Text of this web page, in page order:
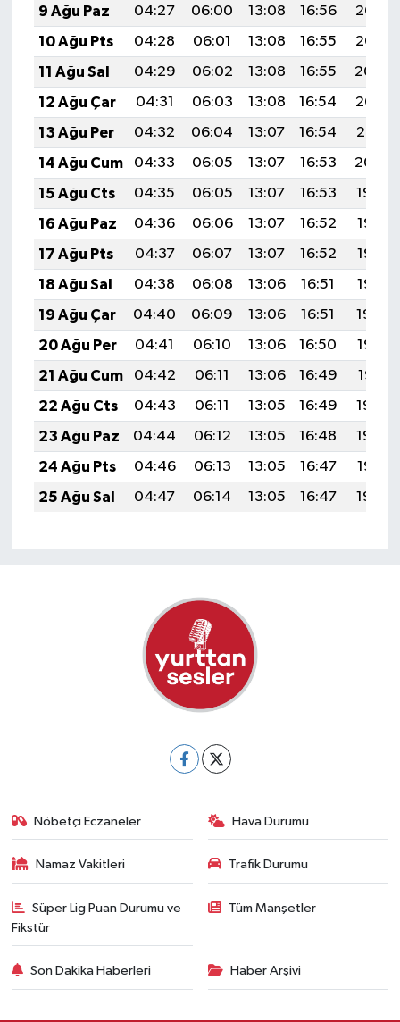
9 Ağu Paz
04:27 06:00 13:08 16:56
20:06
10 Ağu Pts
04:28 06:01 13:08 16:55
20:05
11 Ağu Sal
04:29 06:02 13:08 16:55
20:04
12 Ağu Çar
04:31 06:03 13:08 16:54
20:02
13 Ağu Per
04:32 06:04 13:07 16:54
20:01
14 Ağu Cum
04:33 06:05 13:07 16:53
20:00
15 Ağu Cts
04:35 06:05 13:07 16:53
19:59
16 Ağu Paz
04:36 06:06 13:07 16:52
19:57
17 Ağu Pts
04:37 06:07 13:07 16:52
19:56
18 Ağu Sal
04:38 06:08 13:06 16:51
19:55
19 Ağu Çar
04:40 06:09 13:06 16:51
19:54
20 Ağu Per
04:41 06:10 13:06 16:50
19:52
21 Ağu Cum
04:42 06:11 13:06 16:49
19:51
22 Ağu Cts
04:43 06:11 13:05 16:49
19:50
23 Ağu Paz
04:44 06:12 13:05 16:48
19:48
24 Ağu Pts
04:46 06:13 13:05 16:47
19:47
25 Ağu Sal
04:47 06:14 13:05 16:47 19:45
Nöbetçi Eczaneler Hava Durumu
Namaz Vakitleri Trafik Durumu
Süper Lig Puan Durumu ve
Fikstür
Tüm Manşetler
Son Dakika Haberleri Haber Arşivi